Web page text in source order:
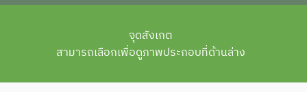
จุดสังเกต
สามารถเลือกเพื่อดูภาพประกอบที่ด้านล่าง